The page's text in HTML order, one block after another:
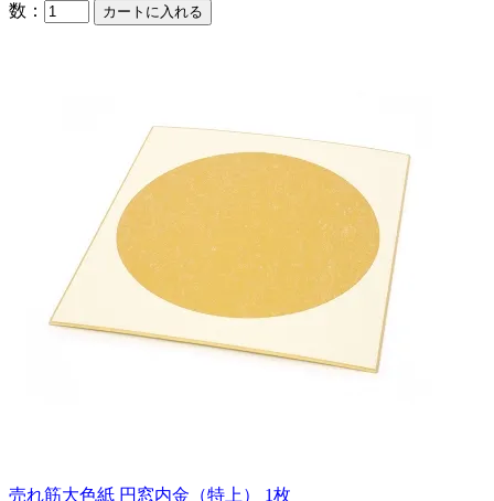
数：
売れ筋大色紙 円窓内金（特上） 1枚